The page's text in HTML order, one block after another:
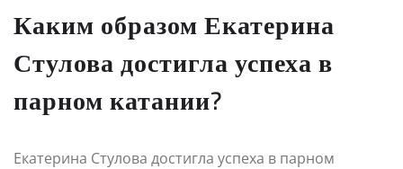
Каким образом Екатерина
Стулова достигла успеха в
парном катании?
Екатерина Стулова достигла успеха в парном